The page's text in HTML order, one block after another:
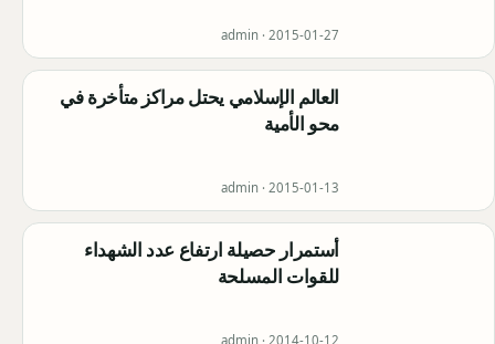
admin · 2015-01-27
العالم الإسلامي يحتل مراكز متأخرة في
محو الأمية
admin · 2015-01-13
أستمرار حصيلة ارتفاع عدد الشهداء
للقوات المسلحة
admin · 2014-10-12